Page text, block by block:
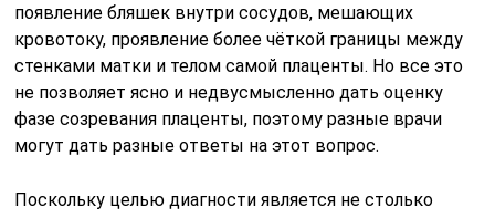
появление бляшек внутри сосудов, мешающих
кровотоку, проявление более чёткой границы между
стенками матки и телом самой плаценты. Но все это
не позволяет ясно и недвусмысленно дать оценку
фазе созревания плаценты, поэтому разные врачи
могут дать разные ответы на этот вопрос.
Поскольку целью диагности является не столько